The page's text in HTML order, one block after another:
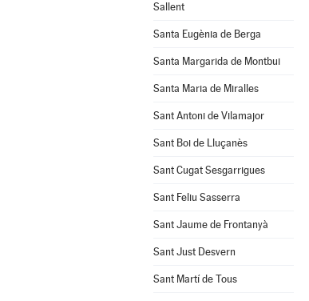
Sallent
Santa Eugènia de Berga
Santa Margarida de Montbui
Santa Maria de Miralles
Sant Antoni de Vilamajor
Sant Boi de Lluçanès
Sant Cugat Sesgarrigues
Sant Feliu Sasserra
Sant Jaume de Frontanyà
Sant Just Desvern
Sant Martí de Tous